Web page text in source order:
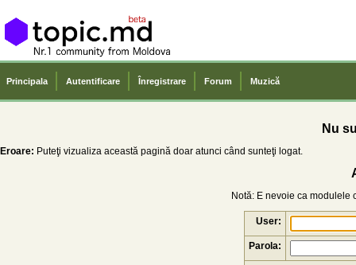
Principala Autentificare Înregistrare Forum Muzică
Nu
Eroare: Puteţi vizualiza această pagină doar atunci când sunteţi logat.
Notă: E nevoie ca modulele
User:
Parola: